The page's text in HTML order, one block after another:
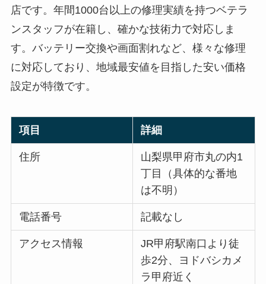
店です。年間1000台以上の修理実績を持つベテラ
ンスタッフが在籍し、確かな技術力で対応しま
す。バッテリー交換や画面割れなど、様々な修理
に対応しており、地域最安値を目指した安い価格
設定が特徴です。
項目 詳細
住所
山梨県甲府市丸の内1
丁目（具体的な番地
は不明）
電話番号 記載なし
アクセス情報
JR甲府駅南口より徒
歩2分、ヨドバシカメ
ラ甲府近く